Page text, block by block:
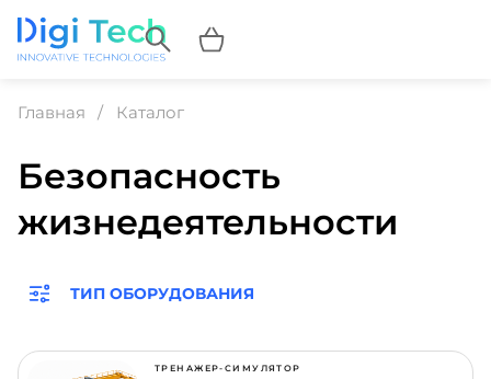
Главная Каталог
Безопасность
жизнедеятельности
ТИП ОБОРУДОВАНИЯ
ТРЕНАЖЕР-СИМУЛЯТОР